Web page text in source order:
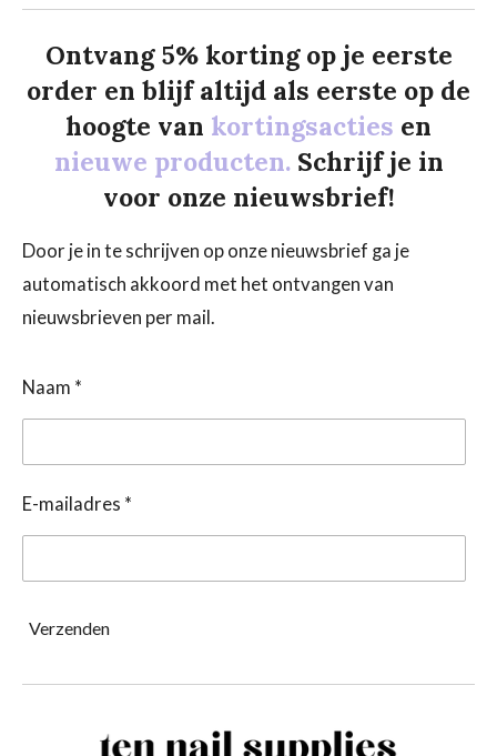
Ontvang 5% korting op je eerste
order en blijf altijd als eerste op de
hoogte van kortingsacties en
nieuwe producten. Schrijf je in
voor onze nieuwsbrief!
Door je in te schrijven op onze nieuwsbrief ga je
automatisch akkoord met het ontvangen van
nieuwsbrieven per mail.
Naam *
E-mailadres *
Verzenden